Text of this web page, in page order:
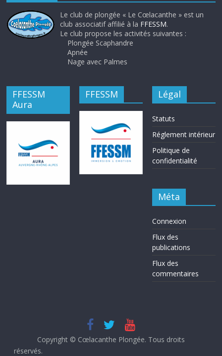
Le club de plongée « Le Cœlacanthe » est un
club associatif affilié à la FFESSM.
Le club propose les activités suivantes :
Plongée Scaphandre
Apnée
Nage avec Palmes
FFESSM
Aura
FFESSM Légal
Statuts
Réglement intérieur
Politique de
confidentialité
Méta
Connexion
Flux des
publications
Flux des
commentaires